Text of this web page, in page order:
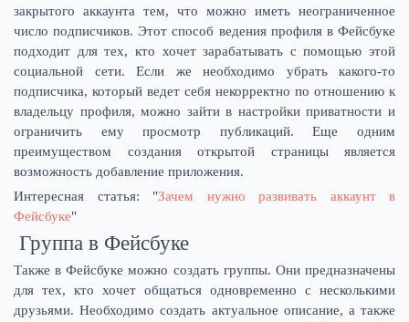
закрытого аккаунта тем, что можно иметь неограниченное
число подписчиков. Этот способ ведения профиля в Фейсбуке
подходит для тех, кто хочет зарабатывать с помощью этой
социальной сети. Если же необходимо убрать какого-то
подписчика, который ведет себя некорректно по отношению к
владельцу профиля, можно зайти в настройки приватности и
ограничить ему просмотр публикаций. Еще одним
преимуществом создания открытой страницы является
возможность добавление приложения.
Интересная статья: "Зачем нужно развивать аккаунт в
Фейсбуке"
Группа в Фейсбуке
Также в Фейсбуке можно создать группы. Они предназначены
для тех, кто хочет общаться одновременно с несколькими
друзьями. Необходимо создать актуальное описание, а также